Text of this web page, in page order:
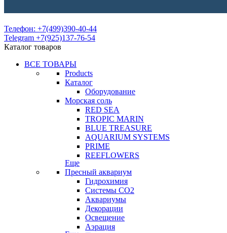
Телефон: +7(499)390-40-44
Telegram +7(925)137-76-54
Каталог товаров
ВСЕ ТОВАРЫ
Products
Каталог
Оборудование
Морская соль
RED SEA
TROPIC MARIN
BLUE TREASURE
AQUARIUM SYSTEMS
PRIME
REEFLOWERS
Еще
Пресный аквариум
Гидрохимия
Системы СО2
Аквариумы
Декорации
Освещение
Аэрация